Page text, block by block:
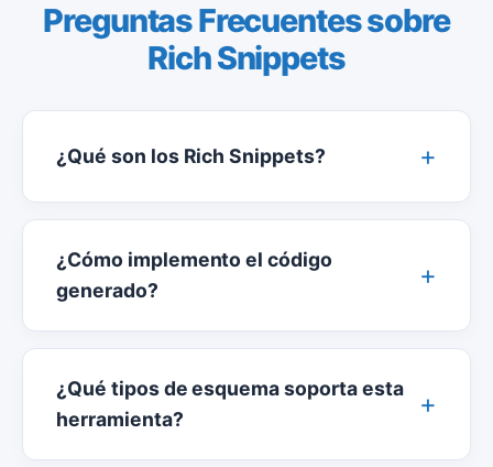
Preguntas Frecuentes sobre
Rich Snippets
¿Qué son los Rich Snippets?
¿Cómo implemento el código
generado?
¿Qué tipos de esquema soporta esta
herramienta?